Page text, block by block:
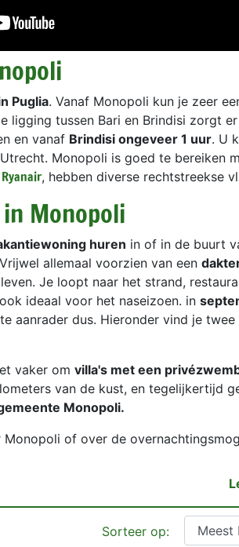
Puglia. Vanaf Monopoli kun je zeer
ligging tussen Bari en Brindisi zorgt
en vanaf Brindisi ongeveer 1 uur. U
Monopoli is goed te bereiken
Ryanair, hebben diverse rechtstreekse
Monopoli
huren in of in de buurt
Vrijwel allemaal voorzien van een
Je loopt naar het strand,
ideaal voor het naseizoen. in
aanrader dus. Hieronder vind je
vaker om villa's met een
van de kust, en tegelijkertijd
Monopoli.
of over de
Sorteer op: